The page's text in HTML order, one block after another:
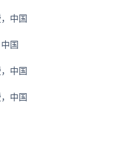
中国
国
中国
中国